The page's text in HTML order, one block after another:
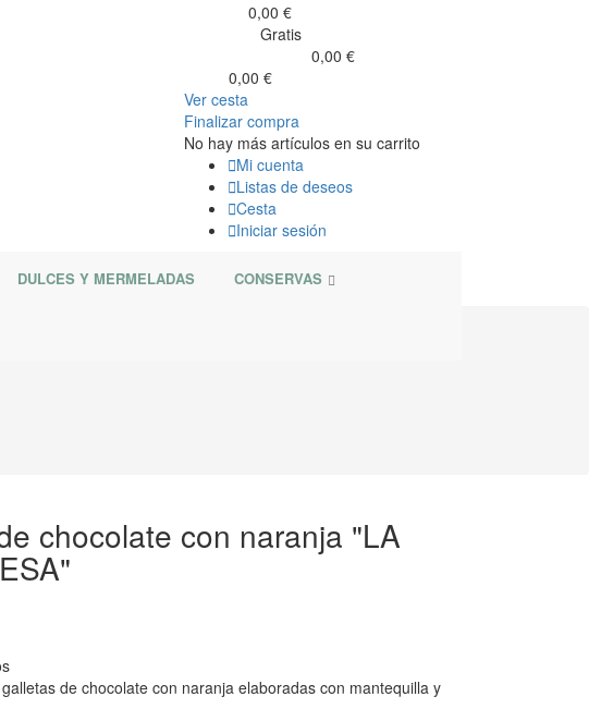
0,00 €
Gratis
0,00 €
0,00 €
Ver cesta
Finalizar compra
No hay más artículos en su carrito
Mi cuenta
Listas de deseos
Cesta
Iniciar sesión
DULCES Y MERMELADAS CONSERVAS
chocolate con naranja "LA
de chocolate con naranja elaboradas con mantequilla y